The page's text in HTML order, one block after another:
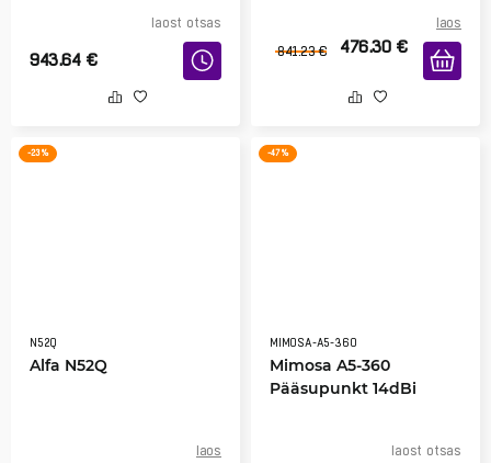
laost otsas
943.64 €
laos
841.23 € 476.30 €
-23 %
N52Q
Alfa N52Q
laos
-47 %
MIMOSA-A5-360
Mimosa A5-360
Pääsupunkt 14dBi
laost otsas